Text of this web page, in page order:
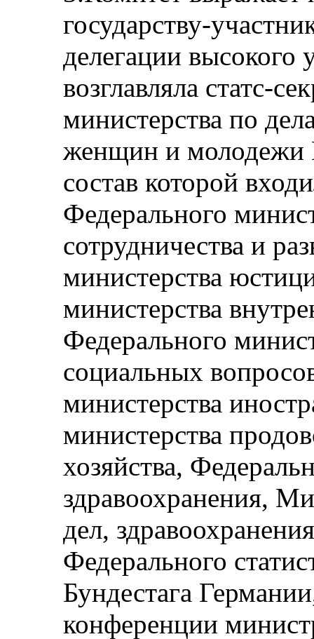
государству-
делегации высокого
возглавляла статс-
министерства по
женщин и молодежи
состав которой
Федерального
сотрудничества и
министерства
министерства
Федерального
социальных
министерства
министерства
хозяйства,
здравоохранения,
дел,
Федерального
Бундестага
конференции